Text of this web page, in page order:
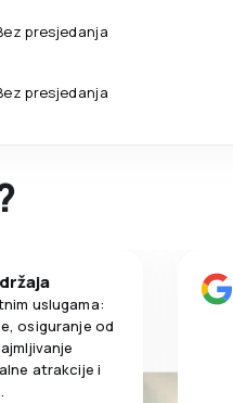
presjedanja
presjedanja
uslugama:
osiguranje od
atrakcije i